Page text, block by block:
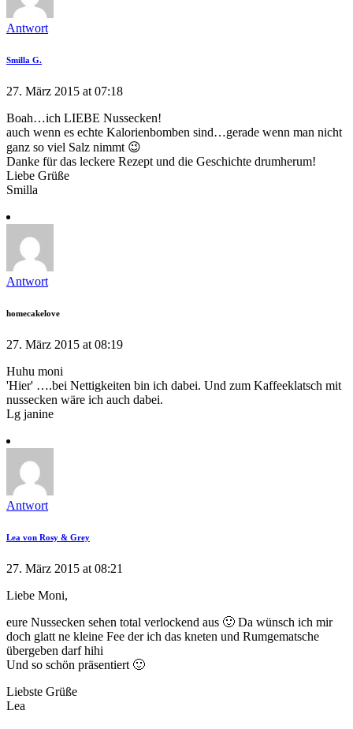
Antwort
Smilla G.
27. März 2015 at 07:18
Boah…ich LIEBE Nussecken!
auch wenn es echte Kalorienbomben sind…gerade wenn man nicht
ganz so viel Salz nimmt 😉
Danke für das leckere Rezept und die Geschichte drumherum!
Liebe Grüße
Smilla
Antwort
homecakelove
27. März 2015 at 08:19
Huhu moni
'Hier' ….bei Nettigkeiten bin ich dabei. Und zum Kaffeeklatsch mit
nussecken wäre ich auch dabei.
Lg janine
Antwort
Lea von Rosy & Grey
27. März 2015 at 08:21
Liebe Moni,
eure Nussecken sehen total verlockend aus 🙂 Da wünsch ich mir
doch glatt ne kleine Fee der ich das kneten und Rumgematsche
übergeben darf hihi
Und so schön präsentiert 🙂
Liebste Grüße
Lea